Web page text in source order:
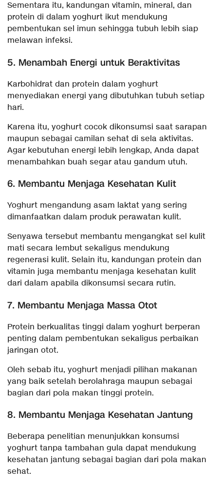
Sementara itu, kandungan vitamin, mineral, dan
protein di dalam yoghurt ikut mendukung
pembentukan sel imun sehingga tubuh lebih siap
melawan infeksi.
5. Menambah Energi untuk Beraktivitas
Karbohidrat dan protein dalam yoghurt
menyediakan energi yang dibutuhkan tubuh setiap
hari.
Karena itu, yoghurt cocok dikonsumsi saat sarapan
maupun sebagai camilan sehat di sela aktivitas.
Agar kebutuhan energi lebih lengkap, Anda dapat
menambahkan buah segar atau gandum utuh.
6. Membantu Menjaga Kesehatan Kulit
Yoghurt mengandung asam laktat yang sering
dimanfaatkan dalam produk perawatan kulit.
Senyawa tersebut membantu mengangkat sel kulit
mati secara lembut sekaligus mendukung
regenerasi kulit. Selain itu, kandungan protein dan
vitamin juga membantu menjaga kesehatan kulit
dari dalam apabila dikonsumsi secara rutin.
7. Membantu Menjaga Massa Otot
Protein berkualitas tinggi dalam yoghurt berperan
penting dalam pembentukan sekaligus perbaikan
jaringan otot.
Oleh sebab itu, yoghurt menjadi pilihan makanan
yang baik setelah berolahraga maupun sebagai
bagian dari pola makan tinggi protein.
8. Membantu Menjaga Kesehatan Jantung
Beberapa penelitian menunjukkan konsumsi
yoghurt tanpa tambahan gula dapat mendukung
kesehatan jantung sebagai bagian dari pola makan
sehat.